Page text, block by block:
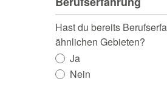
Hast du bereits
ähnlichen Gebieten?
Ja
Nein